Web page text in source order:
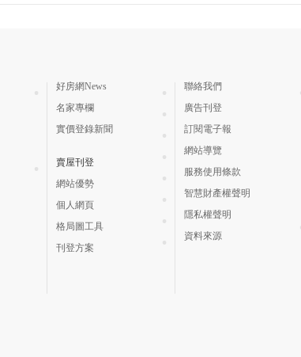
好房網News
名家專欄
實價登錄新聞
賣屋刊登
網站優勢
個人網頁
格局圖工具
刊登方案
聯絡我們
廣告刊登
訂閱電子報
網站導覽
服務使用條款
智慧財產權聲明
隱私權聲明
資料來源